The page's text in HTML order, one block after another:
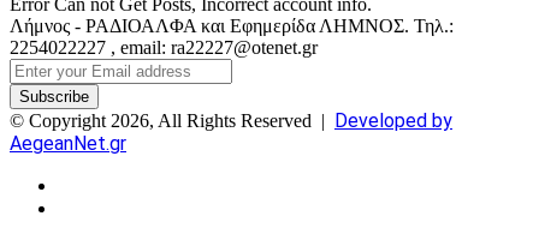
Λήμνος - ΡΑΔΙΟΑΛΦΑ και Εφημερίδα ΛΗΜΝΟΣ. Τηλ.:
2254022227 , email: ra22227@otenet.gr
Enter
your
Email
address
© Copyright 2026, All Rights Reserved | Developed by
AegeanNet.gr